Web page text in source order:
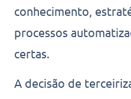
conhecimento,
processos
certas.
A decisão de